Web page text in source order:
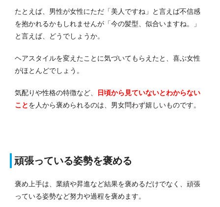
たとえば、男性が女性にただ「美人ですね」と言えば不信感
を抱かれるかもしれませんが「今の髪型、似合いますね。」
と言えば、どうでしょうか。
ヘアスタイルを変えたことに気づいてもらえたと、喜ぶ女性
がほとんどでしょう。
気配りや性格の特徴など、
日頃から見ていないとわからない
ことを人から褒められるのは、男女問わず嬉しいものです。
頑張っている姿勢を褒める
褒め上手は、業績や昇進など結果を褒めるだけでなく、頑張
っている姿勢など努力や過程を褒めます。